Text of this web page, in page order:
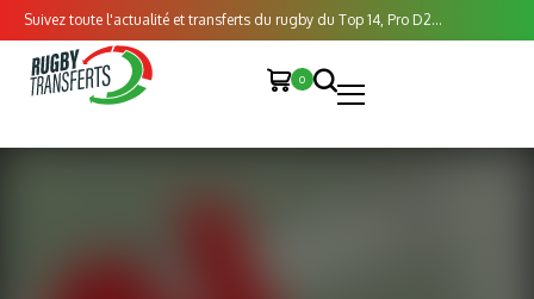
Suivez toute l'actualité et transferts du rugby du Top 14, Pro D2...
0